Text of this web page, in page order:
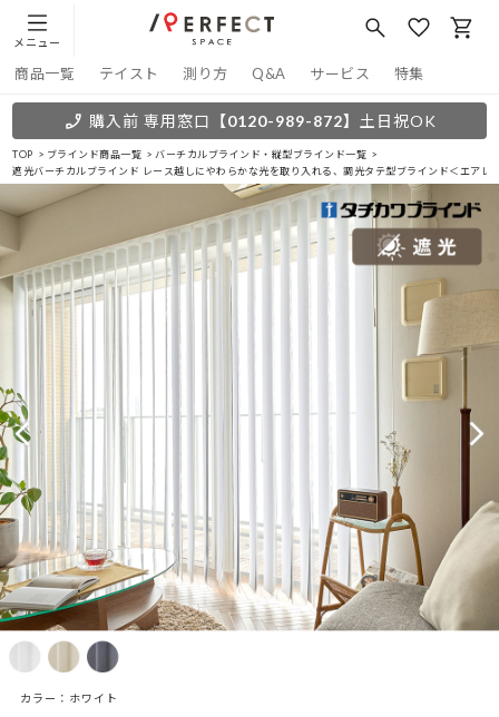
メニュー
商品一覧 テイスト 測り方 Q&A サービス 特集
購入前 専用窓口 【0120-989-872】 土日祝OK
TOP ブラインド商品一覧
バーチカルブラインド・縦型ブラインド一覧
遮光バーチカルブラインド レース越しにやわらかな光を取り入れる、調光タテ型ブラインド＜エアレ
カラー：ホワイト